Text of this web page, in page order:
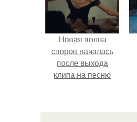
Новая волна
споров началась
после выхода
клипа на песню